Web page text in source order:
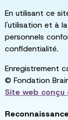
En utilisant ce
l'utilisation et à
personnels
confidentialité.
Enregistrement
© Fondation
Site web